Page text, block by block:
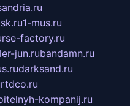
1-mus.ru
factory.ru
jun.rubandamn.ru
darksand.ru
rtdco.ru
kompanij.ru